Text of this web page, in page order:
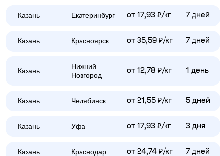
Казань Екатеринбург от 17,93 ₽/кг 7 дней
Казань Красноярск от 35,59 ₽/кг 7 дней
Казань
Нижний
Новгород
от 12,78 ₽/кг 1 день
Казань Челябинск от 21,55 ₽/кг 5 дней
Казань Уфа от 17,93 ₽/кг 3 дня
Казань Краснодар от 24,74 ₽/кг 7 дней